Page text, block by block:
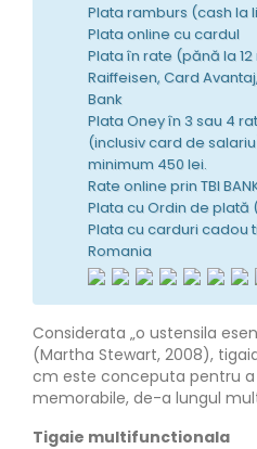
Plata ramburs (cash la
Plata online cu cardul
Plata în rate (pănă la
Raiffeisen, Card
Bank
Plata Oney în 3 sau 4
(inclusiv card de
minimum 450 lei.
Rate online prin TBI
Plata cu Ordin de
Plata cu carduri cadou
Romania
Considerata „o ustensila
(Martha Stewart, 2008),
cm este conceputa pentru
memorabile, de-a lungul
Tigaie multifunctionala